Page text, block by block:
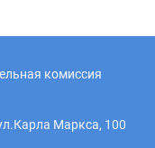
комиссия
Маркса, 100